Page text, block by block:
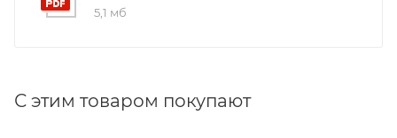
5,1 мб
С этим товаром покупают